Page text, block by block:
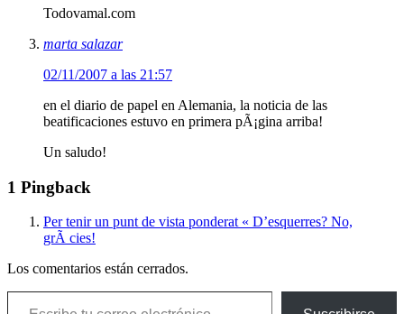
Todovamal.com
marta salazar
02/11/2007 a las 21:57
en el diario de papel en Alemania, la noticia de las
beatificaciones estuvo en primera pÃ¡gina arriba!
Un saludo!
1 Pingback
Per tenir un punt de vista ponderat « D’esquerres? No,
grÃ cies!
Los comentarios están cerrados.
Escribe tu correo electrónico…